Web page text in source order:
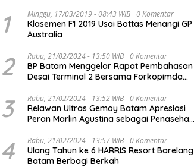
1 Minggu, 17/03/2019 - 08:43 WIB 0 Komentar
Klasemen F1 2019 Usai Bottas Menangi GP
Australia
2 Rabu, 21/02/2024 - 13:50 WIB 0 Komentar
BP Batam Menggelar Rapat Pembahasan
Desai Terminal 2 Bersama Forkopimda
3 Rabu, 21/02/2024 - 13:52 WIB 0 Komentar
Relawan Ultras Gemoy Batam Apresiasi
Peran Marlin Agustina sebagai Penasehat
4 Rabu, 21/02/2024 - 13:57 WIB 0 Komentar
Ulang Tahun ke 6 HARRIS Resort Barelang
Batam Berbagi Berkah